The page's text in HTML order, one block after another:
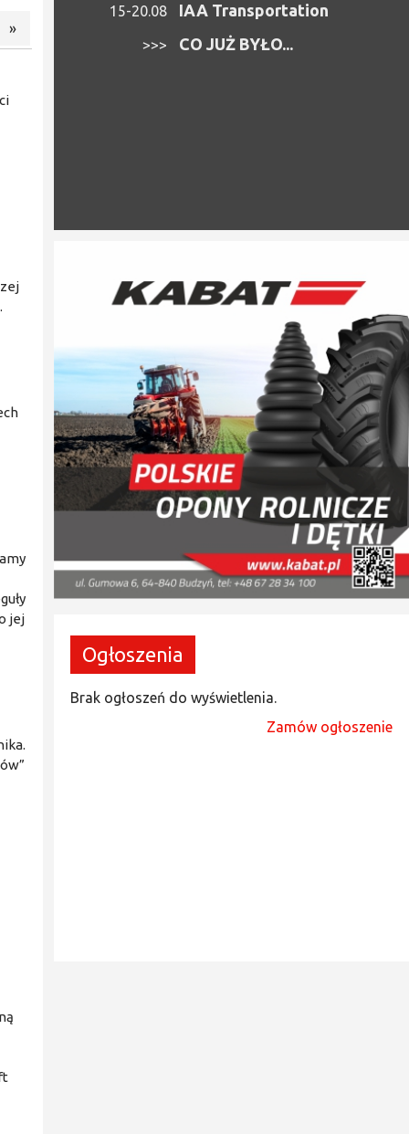
»
jej
15-20.08 IAA Transportation
>>> CO JUŻ BYŁO...
Ogłoszenia
Brak ogłoszeń do wyświetlenia.
Zamów ogłoszenie